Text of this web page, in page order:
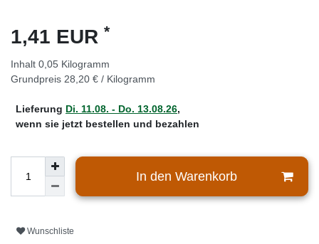
1,41 EUR *
Inhalt 0,05 Kilogramm
Grundpreis 28,20 € / Kilogramm
Lieferung Di. 11.08. - Do. 13.08.26,
wenn sie jetzt bestellen und bezahlen
In den Warenkorb
Wunschliste